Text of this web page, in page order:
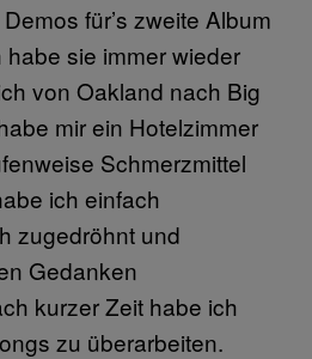
für’s zweite Album
sie immer wieder
von Oakland nach Big
mir ein Hotelzimmer
Schmerzmittel
ich einfach
zugedröhnt und
Gedanken
kurzer Zeit habe ich
zu überarbeiten.